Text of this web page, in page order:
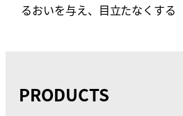
るおいを与え、目立たなくする
PRODUCTS